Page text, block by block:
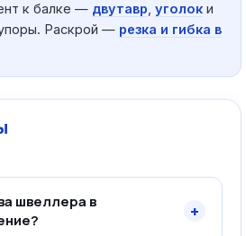
к балке — двутавр уголок и
Раскрой — резка и гибка в
швеллера в
+